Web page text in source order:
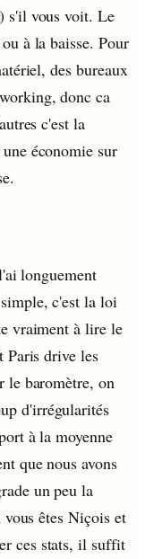
s'il vous voit. Le
à la baisse. Pour
des bureaux
donc ca
c'est la
économie sur
longuement
c'est la loi
vraiment à lire le
Paris drive les
le baromètre, on
d'irrégularités
à la moyenne
que nous avons
un peu la
êtes Niçois et
ces stats, il suffit